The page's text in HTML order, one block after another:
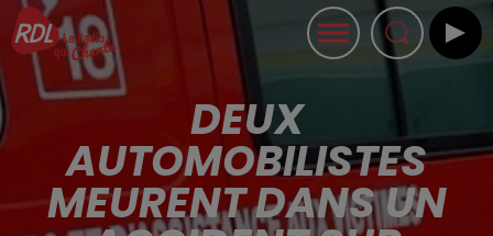
DEUX
AUTOMOBILISTES
MEURENT DANS UN